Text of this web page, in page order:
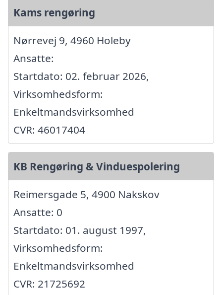
Kams rengøring
Nørrevej 9, 4960 Holeby
Ansatte:
Startdato: 02. februar 2026,
Virksomhedsform:
Enkeltmandsvirksomhed
CVR: 46017404
KB Rengøring & Vinduespolering
Reimersgade 5, 4900 Nakskov
Ansatte: 0
Startdato: 01. august 1997,
Virksomhedsform:
Enkeltmandsvirksomhed
CVR: 21725692